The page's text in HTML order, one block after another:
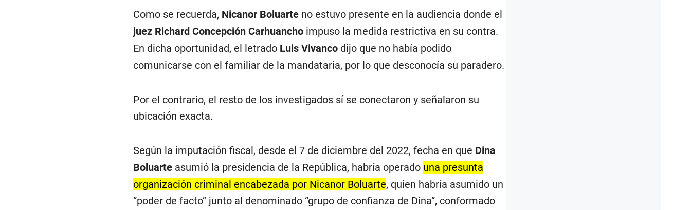
Como se recuerda, Nicanor Boluarteno estuvo presente en la audiencia donde el
juez Richard Concepción Carhuanchoimpuso la medida restrictiva en su contra.
En dicha oportunidad, el letrado Luis Vivancodijo que no había podido
comunicarse con el familiar de la mandataria, por lo que desconocía su paradero.
Por el contrario, el resto de los investigados sí se conectaron y señalaron su
ubicación exacta.
Según la imputación fiscal, desde el 7 de diciembre del 2022, fecha en que Dina
Boluarteasumió la presidencia de la República, habría operado una presunta
organización criminal encabezada por Nicanor Boluarte, quien habría asumido un
“poder de facto” junto al denominado “grupo de confianza de Dina”, conformado